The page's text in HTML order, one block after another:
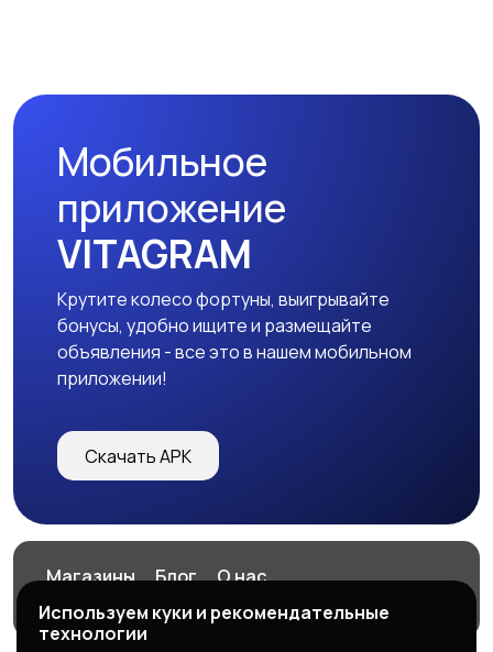
Мобильное
приложение
VITAGRAM
Крутите колесо фортуны, выигрывайте
бонусы, удобно ищите и размещайте
объявления - все это в нашем мобильном
приложении!
Скачать APK
Магазины Блог
О нас
Служба поддержки
Используем куки и рекомендательные
технологии